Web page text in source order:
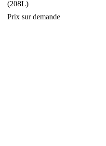
(208L)
Prix sur demande